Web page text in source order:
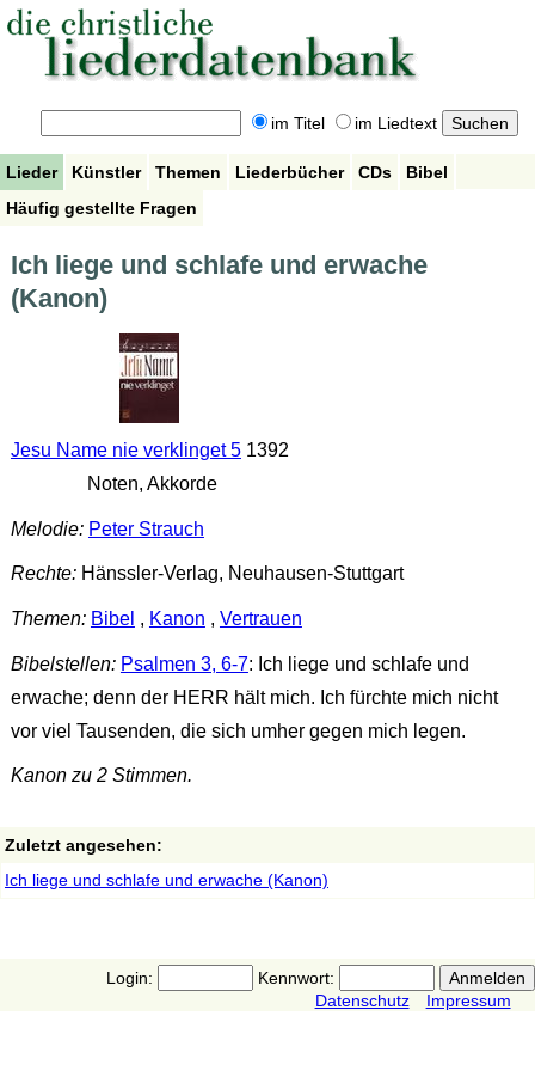
im Titel im Liedtext
Lieder Künstler Themen Liederbücher CDs
Bibel
Häufig gestellte Fragen
Ich liege und schlafe und erwache
(Kanon)
Jesu Name nie verklinget 51392
Noten, Akkorde
Melodie: Peter Strauch
Rechte:Hänssler-Verlag, Neuhausen-Stuttgart
Themen: Bibel , Kanon , Vertrauen
Bibelstellen: Psalmen 3, 6-7: Ich liege und schlafe und
erwache; denn der HERR hält mich. Ich fürchte mich nicht
vor viel Tausenden, die sich umher gegen mich legen.
Kanon zu 2 Stimmen.
Zuletzt angesehen:
Ich liege und schlafe und erwache (Kanon)
Login:
Kennwort:
Datenschutz
Impressum